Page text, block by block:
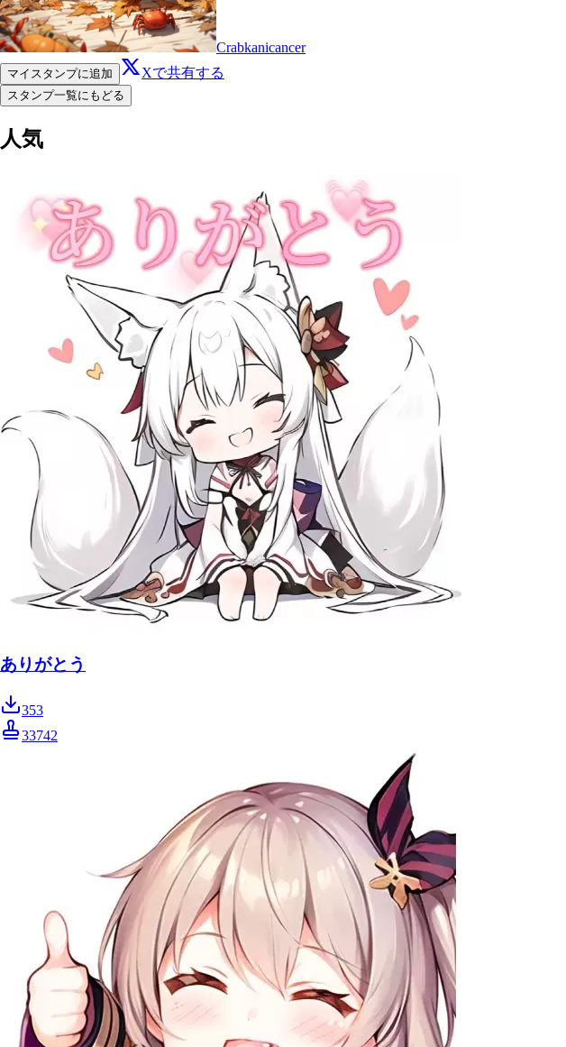
Crabkanicancer
マイスタンプに追加 Xで共有する
スタンプ一覧にもどる
人気
ありがとう
353
33742